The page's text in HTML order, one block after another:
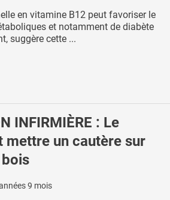
en vitamine B12 peut favoriser le
et notamment de diabète
suggère cette ...
INFIRMIÈRE : Le
mettre un cautère sur
9 mois